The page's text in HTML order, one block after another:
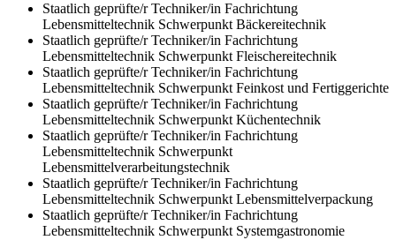
Staatlich geprüfte/r Techniker/in Fachrichtung
Lebensmitteltechnik Schwerpunkt Bäckereitechnik
Staatlich geprüfte/r Techniker/in Fachrichtung
Lebensmitteltechnik Schwerpunkt Fleischereitechnik
Staatlich geprüfte/r Techniker/in Fachrichtung
Lebensmitteltechnik Schwerpunkt Feinkost und Fertiggerichte
Staatlich geprüfte/r Techniker/in Fachrichtung
Lebensmitteltechnik Schwerpunkt Küchentechnik
Staatlich geprüfte/r Techniker/in Fachrichtung
Lebensmitteltechnik Schwerpunkt
Lebensmittelverarbeitungstechnik
Staatlich geprüfte/r Techniker/in Fachrichtung
Lebensmitteltechnik Schwerpunkt Lebensmittelverpackung
Staatlich geprüfte/r Techniker/in Fachrichtung
Lebensmitteltechnik Schwerpunkt Systemgastronomie